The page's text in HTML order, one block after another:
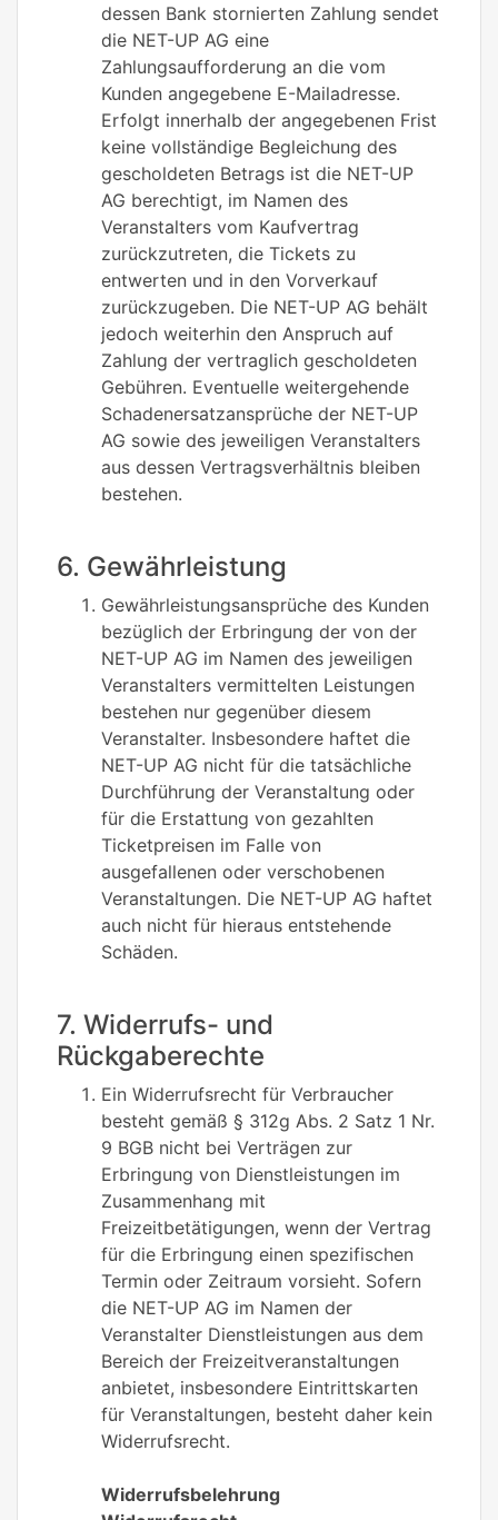
dessen Bank stornierten Zahlung sendet
die NET-UP AG eine
Zahlungsaufforderung an die vom
Kunden angegebene E-Mailadresse.
Erfolgt innerhalb der angegebenen Frist
keine vollständige Begleichung des
gescholdeten Betrags ist die NET-UP
AG berechtigt, im Namen des
Veranstalters vom Kaufvertrag
zurückzutreten, die Tickets zu
entwerten und in den Vorverkauf
zurückzugeben. Die NET-UP AG behält
jedoch weiterhin den Anspruch auf
Zahlung der vertraglich gescholdeten
Gebühren. Eventuelle weitergehende
Schadenersatzansprüche der NET-UP
AG sowie des jeweiligen Veranstalters
aus dessen Vertragsverhältnis bleiben
bestehen.
6. Gewährleistung
Gewährleistungsansprüche des Kunden
bezüglich der Erbringung der von der
NET-UP AG im Namen des jeweiligen
Veranstalters vermittelten Leistungen
bestehen nur gegenüber diesem
Veranstalter. Insbesondere haftet die
NET-UP AG nicht für die tatsächliche
Durchführung der Veranstaltung oder
für die Erstattung von gezahlten
Ticketpreisen im Falle von
ausgefallenen oder verschobenen
Veranstaltungen. Die NET-UP AG haftet
auch nicht für hieraus entstehende
Schäden.
7. Widerrufs- und
Rückgaberechte
Ein Widerrufsrecht für Verbraucher
besteht gemäß § 312g Abs. 2 Satz 1 Nr.
9 BGB nicht bei Verträgen zur
Erbringung von Dienstleistungen im
Zusammenhang mit
Freizeitbetätigungen, wenn der Vertrag
für die Erbringung einen spezifischen
Termin oder Zeitraum vorsieht. Sofern
die NET-UP AG im Namen der
Veranstalter Dienstleistungen aus dem
Bereich der Freizeitveranstaltungen
anbietet, insbesondere Eintrittskarten
für Veranstaltungen, besteht daher kein
Widerrufsrecht.
Widerrufsbelehrung